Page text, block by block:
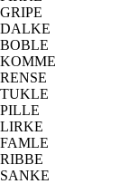
GRIPE
DALKE
BOBLE
KOMME
RENSE
TUKLE
PILLE
LIRKE
FAMLE
RIBBE
SANKE